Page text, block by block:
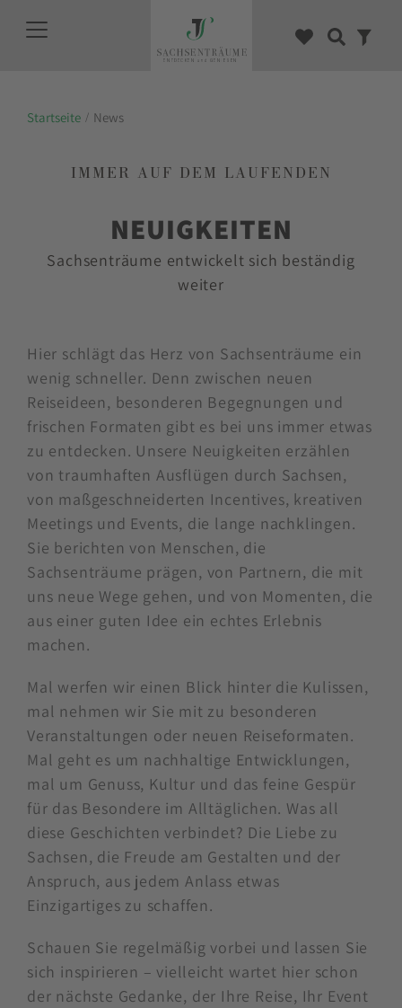
Startseite News
IMMER AUF DEM LAUFENDEN
NEUIGKEITEN
Sachsenträume entwickelt sich beständig
weiter
Hier schlägt das Herz von Sachsenträume ein
wenig schneller. Denn zwischen neuen
Reiseideen, besonderen Begegnungen und
frischen Formaten gibt es bei uns immer etwas
zu entdecken. Unsere Neuigkeiten erzählen
von traumhaften Ausflügen durch Sachsen,
von maßgeschneiderten Incentives, kreativen
Meetings und Events, die lange nachklingen.
Sie berichten von Menschen, die
Sachsenträume prägen, von Partnern, die mit
uns neue Wege gehen, und von Momenten, die
aus einer guten Idee ein echtes Erlebnis
machen.
Mal werfen wir einen Blick hinter die Kulissen,
mal nehmen wir Sie mit zu besonderen
Veranstaltungen oder neuen Reiseformaten.
Mal geht es um nachhaltige Entwicklungen,
mal um Genuss, Kultur und das feine Gespür
für das Besondere im Alltäglichen. Was all
diese Geschichten verbindet? Die Liebe zu
Sachsen, die Freude am Gestalten und der
Anspruch, aus jedem Anlass etwas
Einzigartiges zu schaffen.
Schauen Sie regelmäßig vorbei und lassen Sie
sich inspirieren – vielleicht wartet hier schon
der nächste Gedanke, der Ihre Reise, Ihr Event